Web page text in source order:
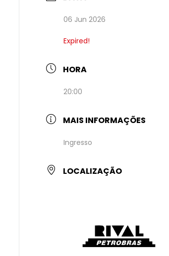
06 Jun 2026
Expired!
HORA
20:00
MAIS INFORMAÇÕES
Ingresso
LOCALIZAÇÃO